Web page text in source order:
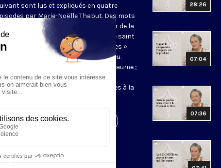
sont lus et expliqués en quatre
par Marie-Noëlle Thabut. Des mots
simples et lumineux pour aller au cœur de la
biblique, entrer dans ce que saint
appelle « l’intelligence des Écritures ».
Chaque jour, vivez avec la Parole de Dieu.
Lundi, la première lecture ; mardi, le psaume ;
la deuxième lecture ; jeudi,
; vendredi, les quatre épisodes à la
Visiter la page de l'émission
28:26
07:04
07:36